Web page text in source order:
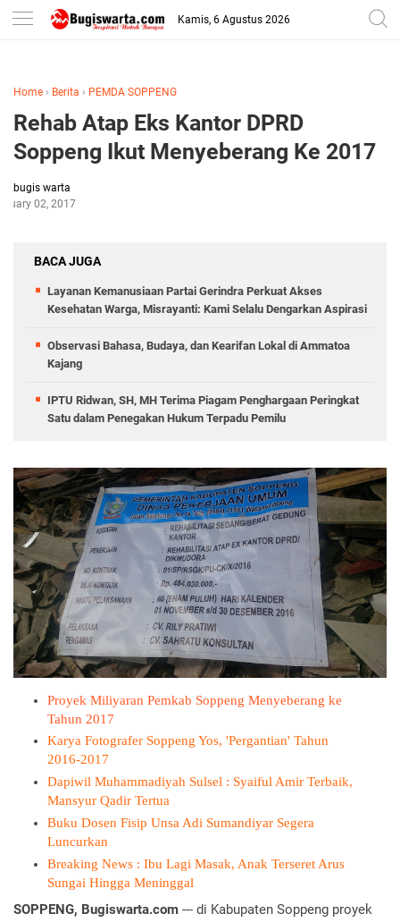
-->
Kamis, 6 Agustus 2026
Home › Berita › PEMDA SOPPENG
Rehab Atap Eks Kantor DPRD
Soppeng Ikut Menyeberang Ke 2017
bugis warta
02, 2017
BACA JUGA
Layanan Kemanusiaan Partai Gerindra Perkuat Akses
Kesehatan Warga, Misrayanti: Kami Selalu Dengarkan Aspirasi
Observasi Bahasa, Budaya, dan Kearifan Lokal di Ammatoa
Kajang
IPTU Ridwan, SH, MH Terima Piagam Penghargaan Peringkat
Satu dalam Penegakan Hukum Terpadu Pemilu
Proyek Miliyaran Pemkab Soppeng Menyeberang ke
Tahun 2017
Karya Fotografer Soppeng Yos, 'Pergantian' Tahun
2016-2017
Dapiwil Muhammadiyah Sulsel : Syaiful Amir Terbaik,
Mansyur Qadir Tertua
Buku Dosen Fisip Unsa Adi Sumandiyar Segera
Luncurkan
Breaking News : Ibu Lagi Masak, Anak Terseret Arus
Sungai Hingga Meninggal
SOPPENG, Bugiswarta.com --- di Kabupaten Soppeng proyek